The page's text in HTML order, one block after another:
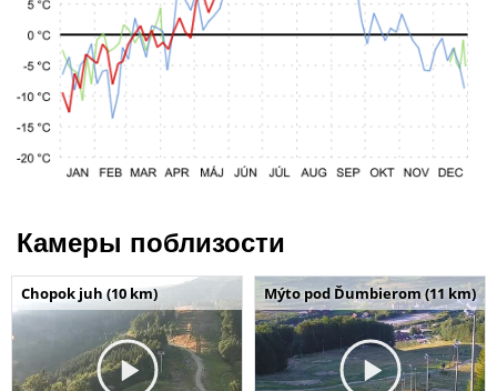
Камеры поблизости
Chopok juh (10 km) Mýto pod Ďumbierom (11 km)